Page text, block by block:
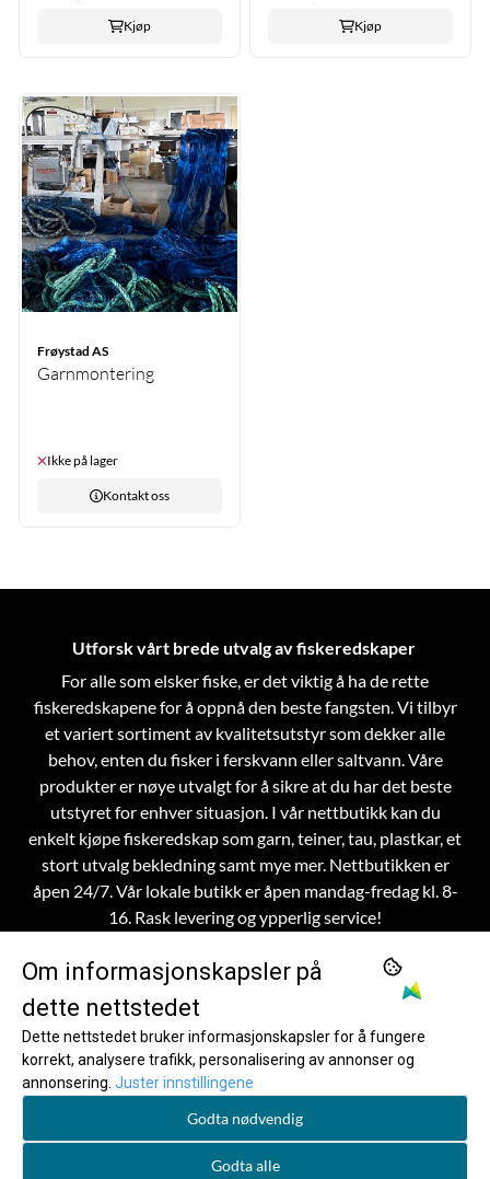
Kjøp Kjøp
Frøystad AS
Garnmontering
Ikke på lager
Kontakt oss
Utforsk vårt brede utvalg av fiskeredskaper
For alle som elsker fiske, er det viktig å ha de rette
fiskeredskapene for å oppnå den beste fangsten. Vi tilbyr
et variert sortiment av kvalitetsutstyr som dekker alle
behov, enten du fisker i ferskvann eller saltvann. Våre
produkter er nøye utvalgt for å sikre at du har det beste
utstyret for enhver situasjon. I vår nettbutikk kan du
enkelt kjøpe fiskeredskap som garn, teiner, tau, plastkar, et
stort utvalg bekledning samt mye mer. Nettbutikken er
åpen 24/7. Vår lokale butikk er åpen mandag-fredag kl. 8-
16. Rask levering og ypperlig service!
OM OSS
Frøystad AS
6095 Bølandet
MENY
Om Frøystad
Kontaktinfo
INFO
NYHETSBREV
Registrer deg for å motta nyheter og tilbud!
Om informasjonskapsler på
dette nettstedet
Dette nettstedet bruker informasjonskapsler for å fungere
korrekt, analysere trafikk, personalisering av annonser og
annonsering. Juster innstillingene
Godta nødvendig
Godta alle